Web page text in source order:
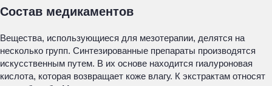
Состав медикаментов
Вещества, использующиеся для мезотерапии, делятся на
несколько групп. Синтезированные препараты производятся
искусственным путем. В их основе находится гиалуроновая
кислота, которая возвращает коже влагу. К экстрактам относят